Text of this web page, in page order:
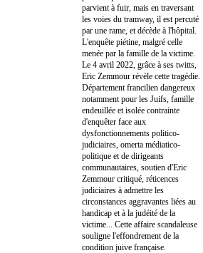
parvient à fuir, mais en traversant
les voies du tramway, il est percuté
par une rame, et décède à l'hôpital.
L'enquête piétine, malgré celle
menée par la famille de la victime.
Le 4 avril 2022, grâce à ses twitts,
Eric Zemmour révèle cette tragédie.
Département francilien dangereux
notamment pour les Juifs, famille
endeuillée et isolée contrainte
d'enquêter face aux
dysfonctionnements politico-
judiciaires, omerta médiatico-
politique et de dirigeants
communautaires, soutien d'Eric
Zemmour critiqué, réticences
judiciaires à admettre les
circonstances aggravantes liées au
handicap et à la judéité de la
victime... Cette affaire scandaleuse
souligne l'effondrement de la
condition juive française.